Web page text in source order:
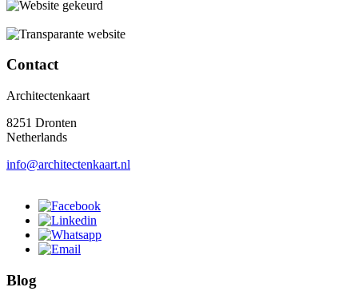
Contact
Architectenkaart
8251 Dronten
Netherlands
info@architectenkaart.nl
Blog